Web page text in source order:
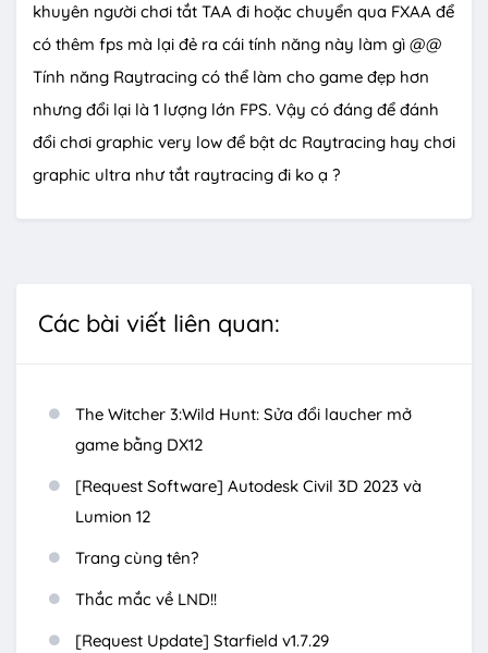
khuyên người chơi tắt TAA đi hoặc chuyển qua FXAA để
có thêm fps mà lại đẻ ra cái tính năng này làm gì @@
Tính năng Raytracing có thể làm cho game đẹp hơn
nhưng đổi lại là 1 lượng lớn FPS. Vậy có đáng để đánh
đổi chơi graphic very low để bật dc Raytracing hay chơi
graphic ultra như tắt raytracing đi ko ạ ?
Các bài viết liên quan:
The Witcher 3:Wild Hunt: Sửa đổi laucher mở
game bằng DX12
[Request Software] Autodesk Civil 3D 2023 và
Lumion 12
Trang cùng tên?
Thắc mắc về LND!!
[Request Update] Starfield v1.7.29